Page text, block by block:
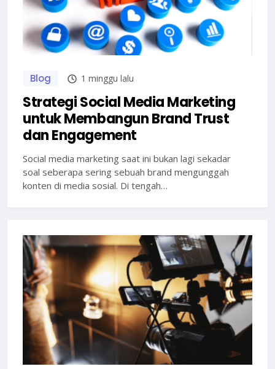
Blog 1 minggu lalu
Strategi Social Media Marketing
untuk Membangun Brand Trust
dan Engagement
Social media marketing saat ini bukan lagi sekadar
soal seberapa sering sebuah brand mengunggah
konten di media sosial. Di tengah…